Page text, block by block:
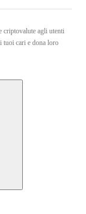
criptovalute agli utenti
tuoi cari e dona loro